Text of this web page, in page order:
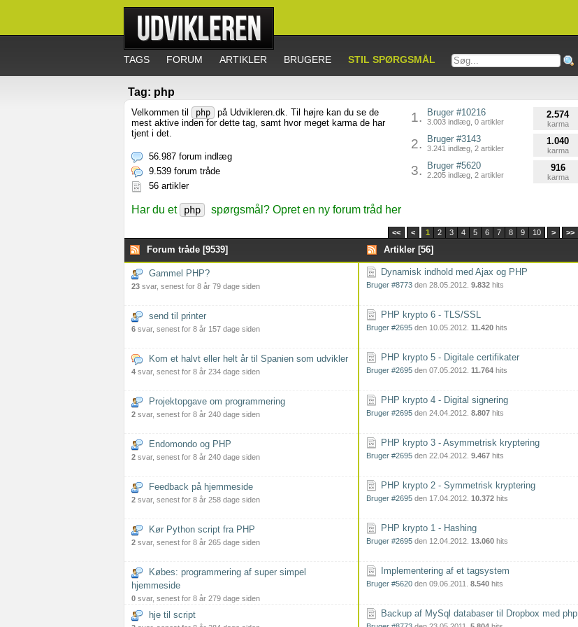
TAGS FORUM ARTIKLER BRUGERE STIL SPØRGSMÅL
Tag: php
Velkommen til php
på Udvikleren.dk. Til højre kan du se de
mest aktive inden for dette tag, samt hvor meget karma de har
tjent i det.
56.987 forum indlæg
9.539 forum tråde
56 artikler
2.574
karma
1. Bruger #10216
3.003 indlæg, 0 artikler
1.040
karma
2. Bruger #3143
3.241 indlæg, 2 artikler
916
karma
3. Bruger #5620
2.205 indlæg, 2 artikler
Har du et php spørgsmål? Opret en ny forum tråd her
<< < 1 2 3 4 5 6 7 8 9 10 > >>
Forum tråde [9539] Artikler [56]
Gammel PHP?
23 svar, senest for 8 år 79 dage siden
send til printer
6 svar, senest for 8 år 157 dage siden
Kom et halvt eller helt år til Spanien som udvikler
4 svar, senest for 8 år 234 dage siden
Projektopgave om programmering
2 svar, senest for 8 år 240 dage siden
Endomondo og PHP
2 svar, senest for 8 år 240 dage siden
Feedback på hjemmeside
2 svar, senest for 8 år 258 dage siden
Kør Python script fra PHP
2 svar, senest for 8 år 265 dage siden
Købes: programmering af super simpel
hjemmeside
0 svar, senest for 8 år 279 dage siden
hje til script
Dynamisk indhold med Ajax og PHP
Bruger #8773 den 28.05.2012. 9.832 hits
PHP krypto 6 - TLS/SSL
Bruger #2695 den 10.05.2012. 11.420 hits
PHP krypto 5 - Digitale certifikater
Bruger #2695 den 07.05.2012. 11.764 hits
PHP krypto 4 - Digital signering
Bruger #2695 den 24.04.2012. 8.807 hits
PHP krypto 3 - Asymmetrisk kryptering
Bruger #2695 den 22.04.2012. 9.467 hits
PHP krypto 2 - Symmetrisk kryptering
Bruger #2695 den 17.04.2012. 10.372 hits
PHP krypto 1 - Hashing
Bruger #2695 den 12.04.2012. 13.060 hits
Implementering af et tagsystem
Bruger #5620 den 09.06.2011. 8.540 hits
Backup af MySql databaser til Dropbox med php